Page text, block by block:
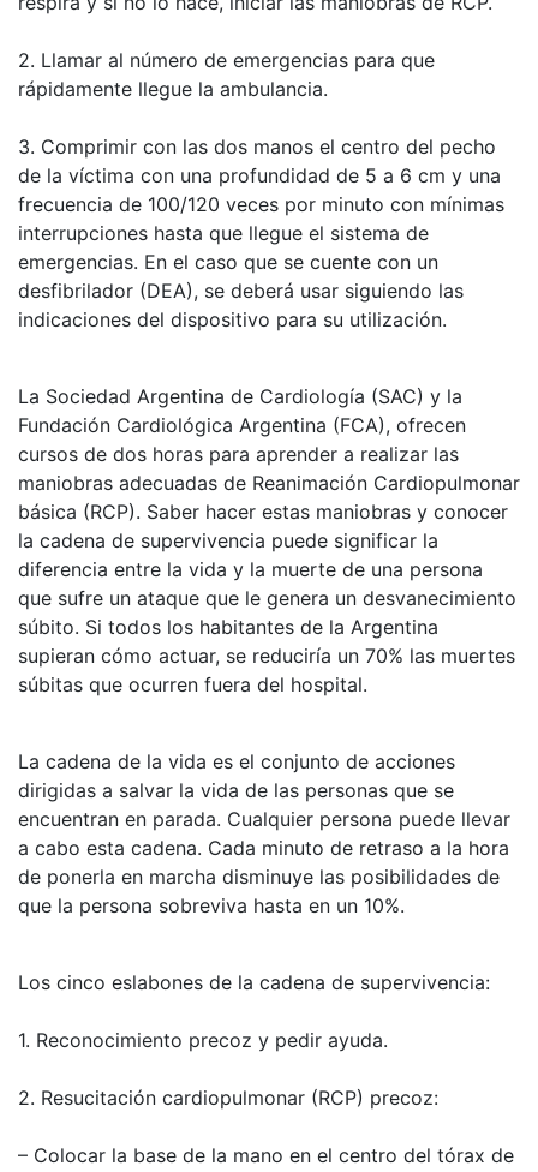
2. Llamar al número de emergencias para que
rápidamente llegue la ambulancia.
3. Comprimir con las dos manos el centro del pecho
de la víctima con una profundidad de 5 a 6 cm y una
frecuencia de 100/120 veces por minuto con mínimas
interrupciones hasta que llegue el sistema de
emergencias. En el caso que se cuente con un
desfibrilador (DEA), se deberá usar siguiendo las
indicaciones del dispositivo para su utilización.
La Sociedad Argentina de Cardiología (SAC) y la
Fundación Cardiológica Argentina (FCA), ofrecen
cursos de dos horas para aprender a realizar las
maniobras adecuadas de Reanimación Cardiopulmonar
básica (RCP). Saber hacer estas maniobras y conocer
la cadena de supervivencia puede significar la
diferencia entre la vida y la muerte de una persona
que sufre un ataque que le genera un desvanecimiento
súbito. Si todos los habitantes de la Argentina
supieran cómo actuar, se reduciría un 70% las muertes
súbitas que ocurren fuera del hospital.
La cadena de la vida es el conjunto de acciones
dirigidas a salvar la vida de las personas que se
encuentran en parada. Cualquier persona puede llevar
a cabo esta cadena. Cada minuto de retraso a la hora
de ponerla en marcha disminuye las posibilidades de
que la persona sobreviva hasta en un 10%.
Los cinco eslabones de la cadena de supervivencia:
1. Reconocimiento precoz y pedir ayuda.
2. Resucitación cardiopulmonar (RCP) precoz:
– Colocar la base de la mano en el centro del tórax de